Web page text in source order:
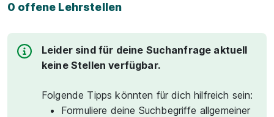
0 offene Lehrstellen
Leider sind für deine Suchanfrage aktuell
keine Stellen verfügbar.
Folgende Tipps könnten für dich hilfreich sein:
Formuliere deine Suchbegriffe allgemeiner